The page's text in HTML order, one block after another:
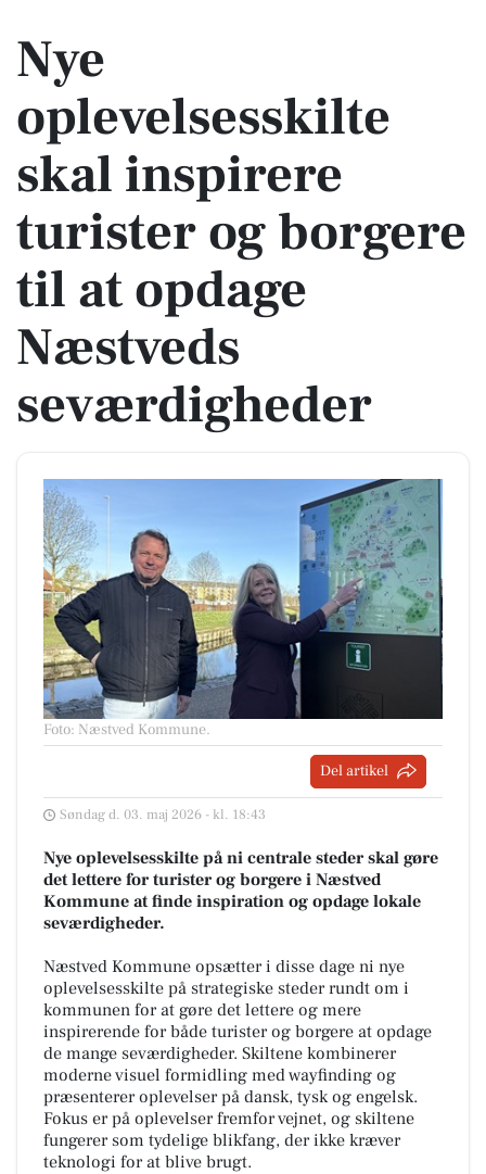
Nye
oplevelsesskilte
skal inspirere
turister og borgere
til at opdage
Næstveds
seværdigheder
Foto: Næstved Kommune.
Del artikel
Søndag d. 03. maj 2026 - kl. 18:43
Nye oplevelsesskilte på ni centrale steder skal gøre
det lettere for turister og borgere i Næstved
Kommune at finde inspiration og opdage lokale
seværdigheder.
Næstved Kommune opsætter i disse dage ni nye
oplevelsesskilte på strategiske steder rundt om i
kommunen for at gøre det lettere og mere
inspirerende for både turister og borgere at opdage
de mange seværdigheder. Skiltene kombinerer
moderne visuel formidling med wayfinding og
præsenterer oplevelser på dansk, tysk og engelsk.
Fokus er på oplevelser fremfor vejnet, og skiltene
fungerer som tydelige blikfang, der ikke kræver
teknologi for at blive brugt.